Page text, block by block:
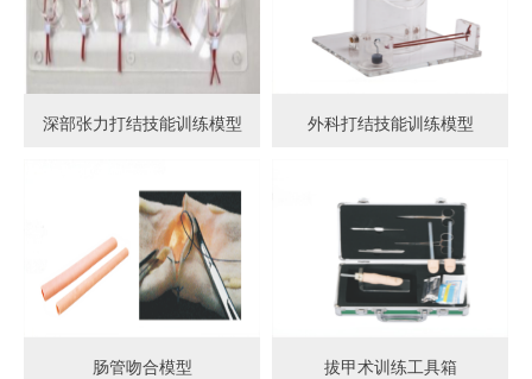
深部张力打结技能训练模型 外科打结技能训练模型
肠管吻合模型 拔甲术训练工具箱